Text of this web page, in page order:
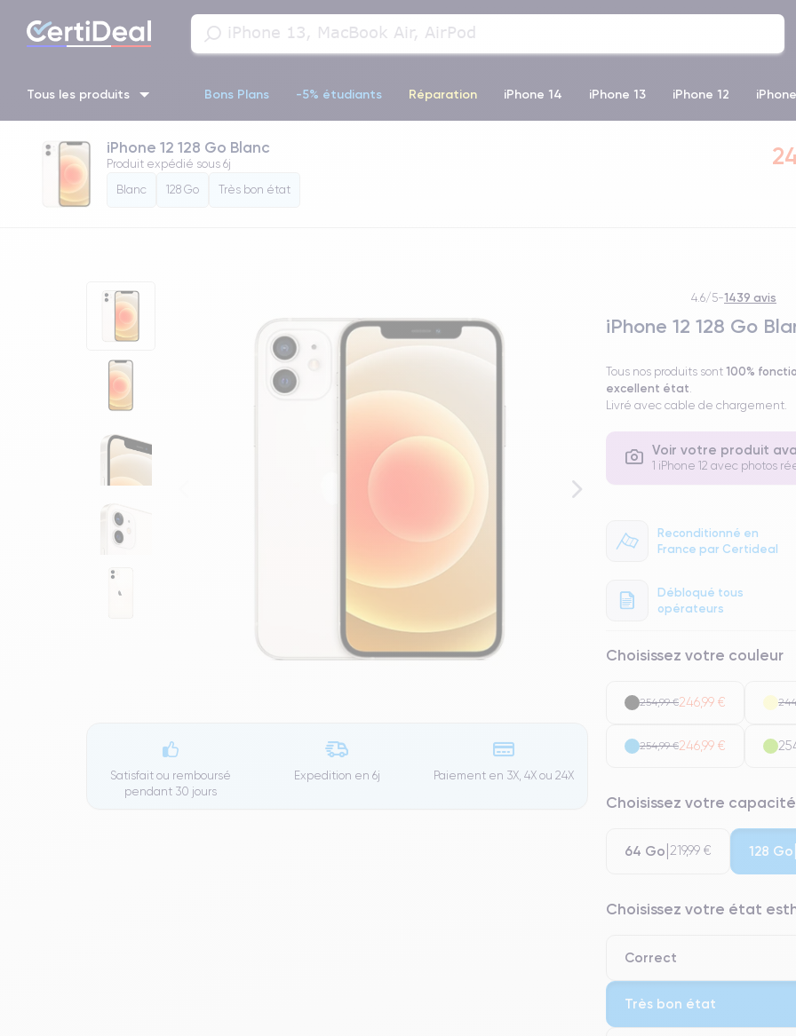
Tous les produits Bons Plans -5% étudiants Réparation iPhone 14 iPhone 13 iPhone 12
iPhone 16 iPhone 14 Pro iPhone 13 Pro
iPhone 11 Pro
iPhone 12 128 Go Blanc
Produit expédié sous 6j
Blanc
128 Go Très bon état
Satisfait ou remboursé
pendant 30 jours
Expedition en 6j Paiement en 3X, 4X ou 24X
4.6/5-1439 avis
iPhone 12 128 Go
Tous nos produits sont 100%
excellent état
Livré avec cable de chargement.
Voir votre produit
1 iPhone 12 avec photos
Reconditionné en
France par Certideal
Débloqué tous
opérateurs
Choisissez votre couleur
254,99 €246,99 €
254,99 €246,99 €
Choisissez votre capacité
64 Go 219,99 € 128 Go
Choisissez votre état
Correct
Très bon état